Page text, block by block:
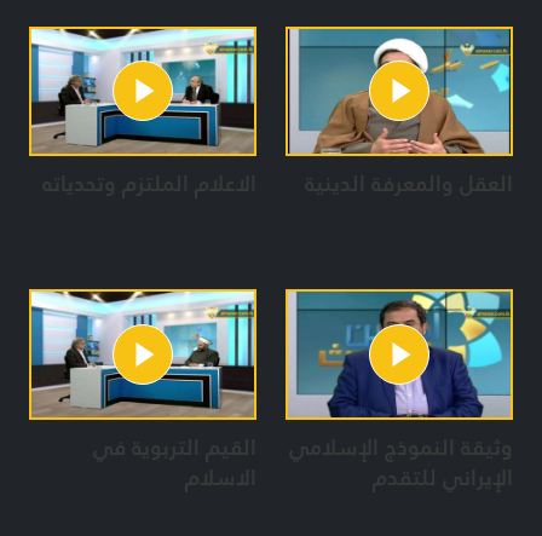
منتج
محمد علاء الدين
مدير عمليات الانتاج
حسن وهبة
العقل والمعرفة الدينية الاعلام الملتزم وتحدياته
وثيقة النموذج الإسلامي
الإيراني للتقدم
القيم التربوية في
الاسلام